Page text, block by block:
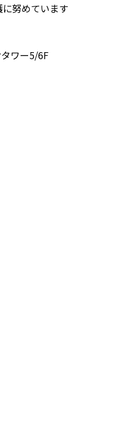
努めています
ワー5/6F